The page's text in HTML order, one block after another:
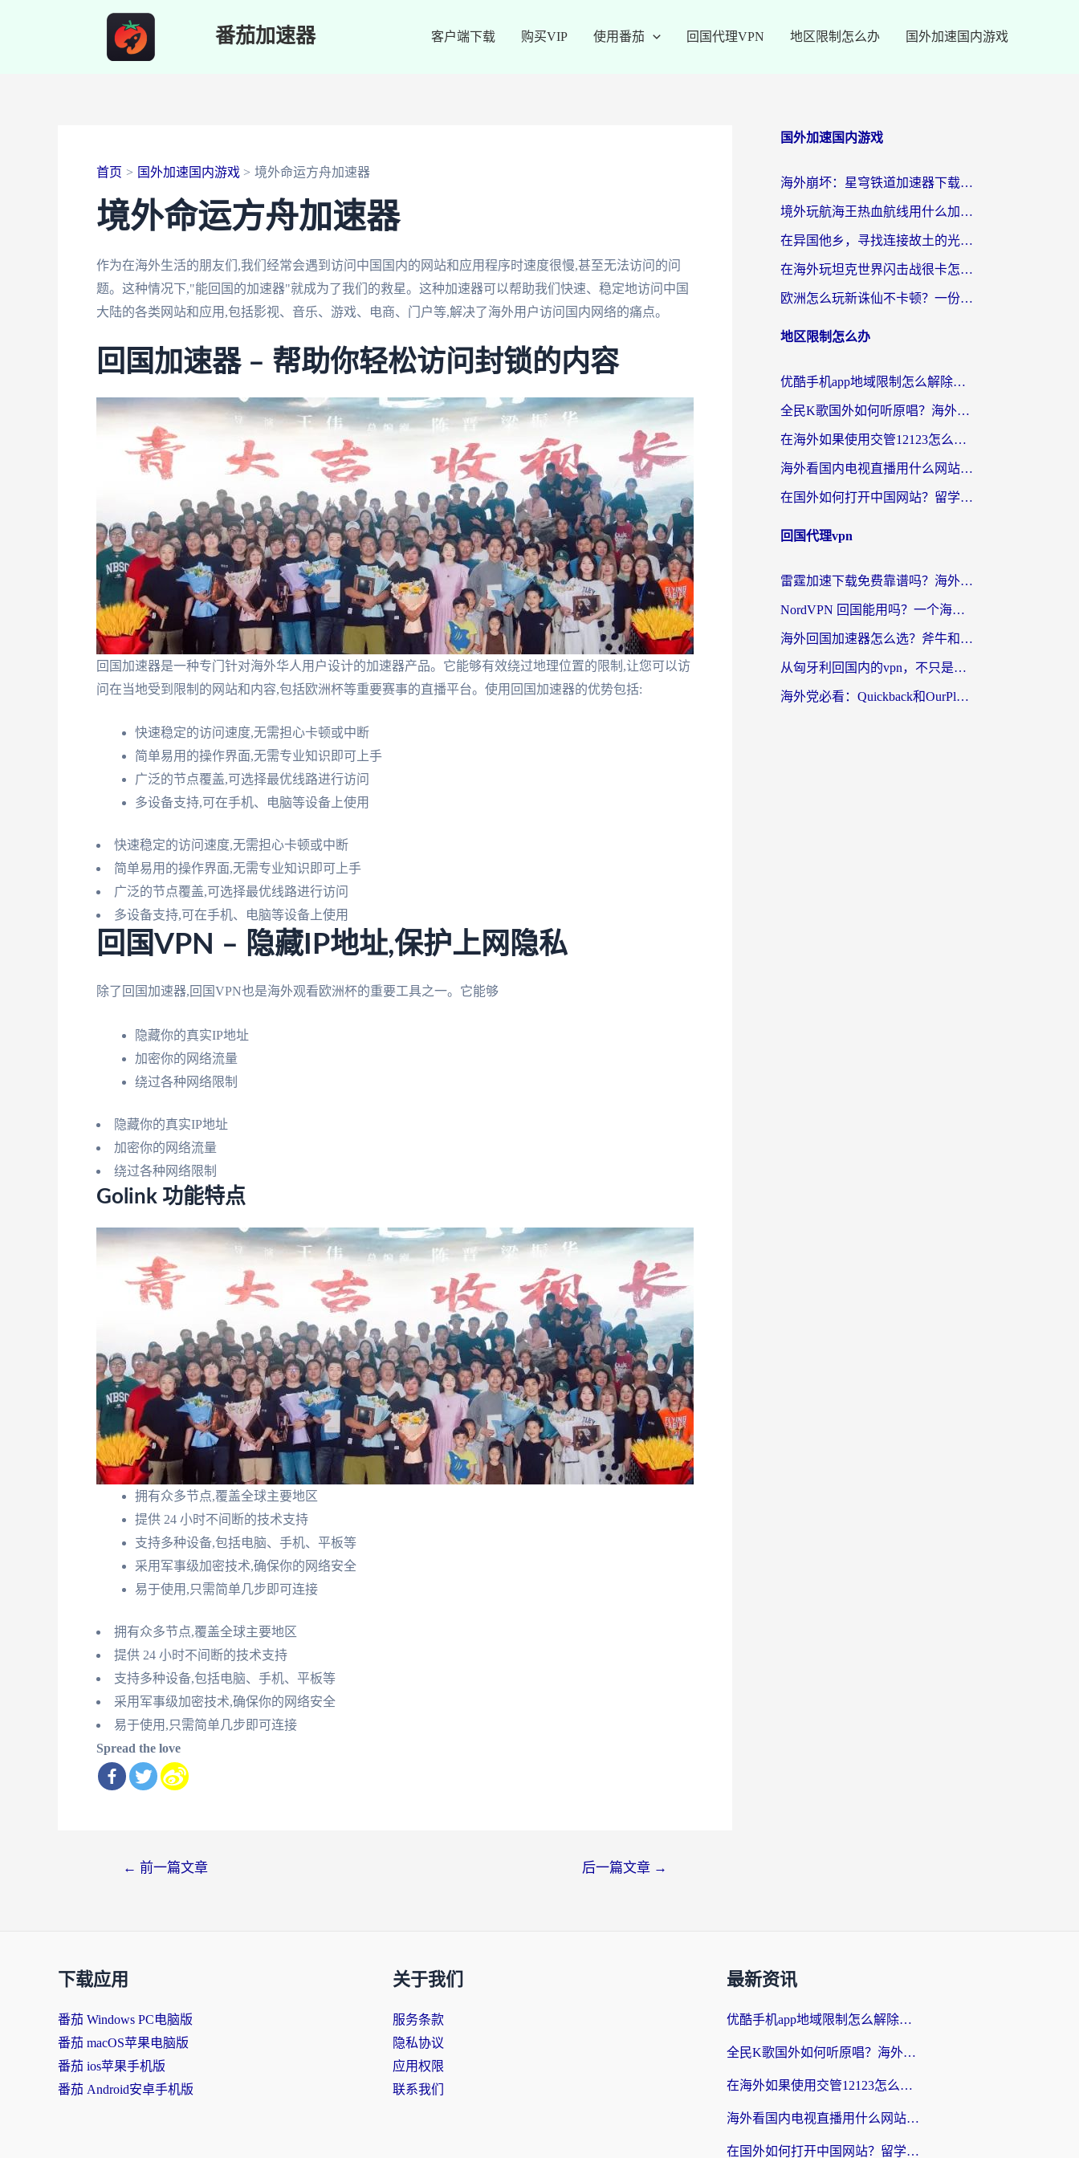
番茄加速器 客户端下载 购买VIP 使用番茄 回国代理VPN 地区限制怎么办 国外加速国内游戏
首页 国外加速国内游戏 境外命运方舟加速器
境外命运方舟加速器
作为在海外生活的朋友们,我们经常会遇到访问中国国内的网站和应用程序时速度很慢,甚至无法访问的问
题。这种情况下,"能回国的加速器"就成为了我们的救星。这种加速器可以帮助我们快速、稳定地访问中国
大陆的各类网站和应用,包括影视、音乐、游戏、电商、门户等,解决了海外用户访问国内网络的痛点。
回国加速器 – 帮助你轻松访问封锁的内容
回国加速器是一种专门针对海外华人用户设计的加速器产品。它能够有效绕过地理位置的限制,让您可以访
问在当地受到限制的网站和内容,包括欧洲杯等重要赛事的直播平台。使用回国加速器的优势包括:
快速稳定的访问速度,无需担心卡顿或中断
简单易用的操作界面,无需专业知识即可上手
广泛的节点覆盖,可选择最优线路进行访问
多设备支持,可在手机、电脑等设备上使用
快速稳定的访问速度,无需担心卡顿或中断
简单易用的操作界面,无需专业知识即可上手
广泛的节点覆盖,可选择最优线路进行访问
多设备支持,可在手机、电脑等设备上使用
回国VPN – 隐藏IP地址,保护上网隐私
除了回国加速器,回国VPN也是海外观看欧洲杯的重要工具之一。它能够
隐藏你的真实IP地址
加密你的网络流量
绕过各种网络限制
隐藏你的真实IP地址
加密你的网络流量
绕过各种网络限制
Golink 功能特点
拥有众多节点,覆盖全球主要地区
提供 24 小时不间断的技术支持
支持多种设备,包括电脑、手机、平板等
采用军事级加密技术,确保你的网络安全
易于使用,只需简单几步即可连接
拥有众多节点,覆盖全球主要地区
提供 24 小时不间断的技术支持
支持多种设备,包括电脑、手机、平板等
采用军事级加密技术,确保你的网络安全
易于使用,只需简单几步即可连接
Spread the love
← 前一篇文章 后一篇文章 →
国外加速国内游戏
海外崩坏：星穹铁道加速器下载安装：一份给游子的终极网络指南
境外玩航海王热血航线用什么加速器？2026海外玩家实测最优方案（附欧洲问道堡垒前线加速技巧）
在异国他乡，寻找连接故土的光明大陆免费加速器
在海外玩坦克世界闪击战很卡怎么办？老玩家亲测有效的加速器选择指南
欧洲怎么玩新诛仙不卡顿？一份给海外游子的国服游戏畅玩指南
地区限制怎么办
优酷手机app地域限制怎么解除？海外党亲测有效的追剧方案
全民K歌国外如何听原唱？海外党亲测有效的回国加速器选择指南
在海外如果使用交管12123怎么处理？留学生亲测有效的回国加速方案
海外看国内电视直播用什么网站比较好？一篇解决你所有追剧难题的实用指南
在国外如何打开中国网站？留学生与海外华人的无缝访问指南
回国代理vpn
雷霆加速下载免费靠谱吗？海外党选回国加速器的避坑指南（附热门工具对比）
NordVPN 回国能用吗？一个海外用户必须面对的真实困境
海外回国加速器怎么选？斧牛和海龟哪个好？一篇帮你避开坑的实用指南
从匈牙利回国内的vpn，不只是为了刷剧那么简单
海外党必看：Quickback和OurPlay好用吗？3分钟选对回国加速器，无缝刷剧玩游戏
下载应用
番茄 Windows PC电脑版
番茄 macOS苹果电脑版
番茄 ios苹果手机版
番茄 Android安卓手机版
关于我们
服务条款
隐私协议
应用权限
联系我们
最新资讯
优酷手机app地域限制怎么解除？海外党亲测有效的追剧方案
全民K歌国外如何听原唱？海外党亲测有效的回国加速器选择指南
在海外如果使用交管12123怎么处理？留学生亲测有效的回国加速方案
海外看国内电视直播用什么网站比较好？一篇解决你所有追剧难题的实用指南
在国外如何打开中国网站？留学生与海外华人的无缝访问指南